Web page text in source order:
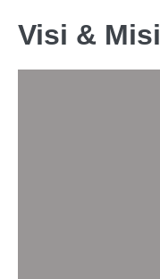
Visi & Misi